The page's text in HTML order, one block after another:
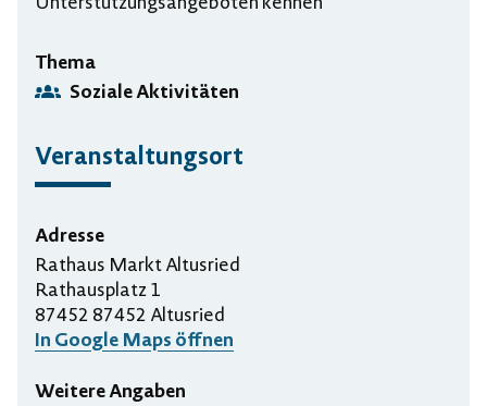
Thema
Soziale Aktivitäten
Veranstaltungsort
Adresse
Rathaus Markt Altusried
Rathausplatz 1
87452 87452 Altusried
In Google Maps öffnen
Weitere Angaben